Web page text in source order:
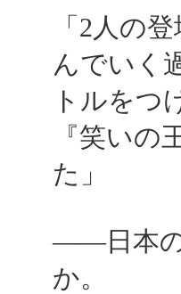
「2人の
んでいく
トルをつ
『笑いの
た」
――日本の
か。